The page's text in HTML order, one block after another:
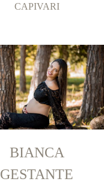
CAPIVARI
BIANCA
GESTANTE